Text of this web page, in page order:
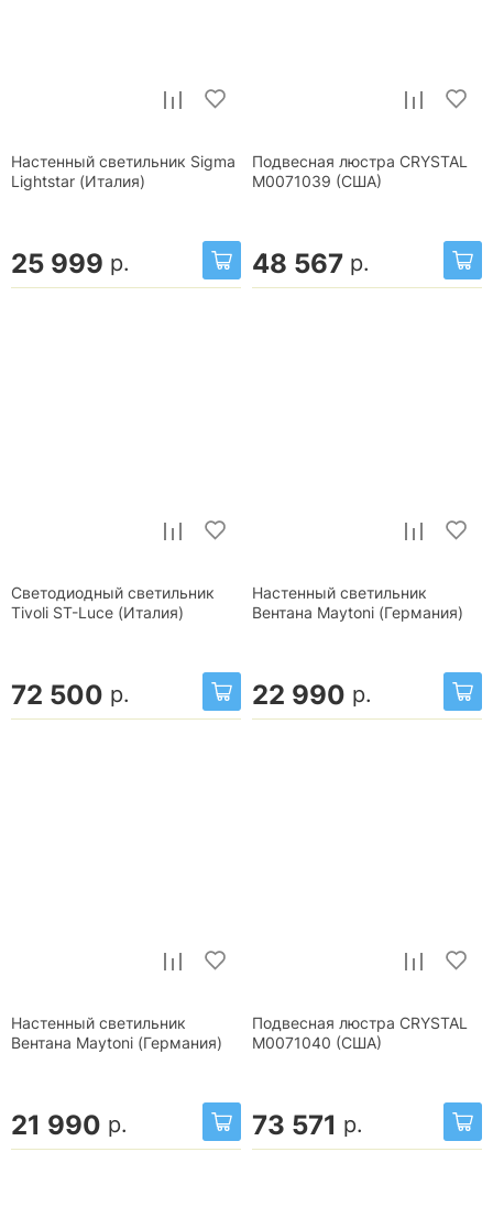
Настенный светильник Sigma
Lightstar (Италия)
25 999 р.
Подвесная люстра CRYSTAL
М0071039 (США)
48 567 р.
Светодиодный светильник
Tivoli ST-Luce (Италия)
72 500 р.
Настенный светильник
Вентана Maytoni (Германия)
22 990 р.
Настенный светильник
Вентана Maytoni (Германия)
21 990 р.
Подвесная люстра CRYSTAL
М0071040 (США)
73 571 р.